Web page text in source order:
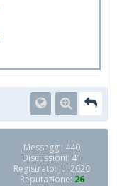
Messaggi: 440
Discussioni: 41
Registrato: Jul 2020
Reputazione: 26